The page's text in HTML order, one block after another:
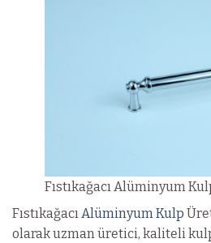
Fıstıkağacı Alüminyum
FıstıkağacıAlüminyum Kulp
olarak uzman üretici, kaliteli